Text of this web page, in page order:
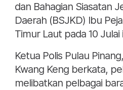
dan Bahagian Siasatan
Daerah (BSJKD) Ibu
Timur Laut pada 10 Julai
Ketua Polis Pulau
Kwang Keng berkata,
melibatkan pelbagai